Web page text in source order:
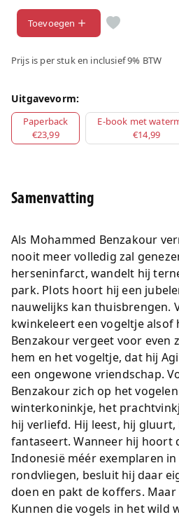
Toevoegen
Prijs is per stuk en inclusief 9% BTW
Uitgavevorm:
Paperback
€23,99
E-book met
€14,99
Samenvatting
Als Mohammed Benzakour
nooit meer volledig zal
herseninfarct, wandelt hij
park. Plots hoort hij een
nauwelijks kan thuisbrengen.
kwinkeleert een vogeltje alsof
Benzakour vergeet voor even
hem en het vogeltje, dat hij
een ongewone vriendschap.
Benzakour zich op het
winterkoninkje, het
hij verliefd. Hij leest, hij
fantaseert. Wanneer hij hoort
Indonesië méér exemplaren
rondvliegen, besluit hij daar
doen en pakt de koffers.
Kunnen die vogels in het wild